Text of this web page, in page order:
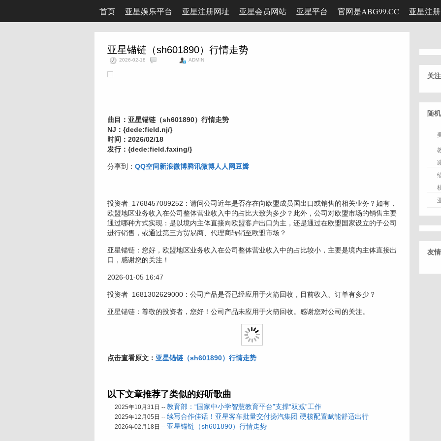
首页 亚星娱乐平台 亚星注册网址 亚星会员网站 亚星平台 官网是ABG99.CC 亚星注册
亚星锚链（sh601890）行情走势
2026-02-18 ADMIN
曲目：亚星锚链（sh601890）行情走势
NJ：{dede:field.nj/}
时间：2026/02/18
发行：{dede:field.faxing/}
分享到： QQ空间新浪微博腾讯微博人人网豆瓣
投资者_1768457089252：请问公司近年是否存在向欧盟成员国出口或销售的相关业务？如有，
欧盟地区业务收入在公司整体营业收入中的占比大致为多少？此外，公司对欧盟市场的销售主要
通过哪种方式实现：是以境内主体直接向欧盟客户出口为主，还是通过在欧盟国家设立的子公司
进行销售，或通过第三方贸易商、代理商转销至欧盟市场？
亚星锚链：您好，欧盟地区业务收入在公司整体营业收入中的占比较小，主要是境内主体直接出
口，感谢您的关注！
2026-01-05 16:47
投资者_1681302629000：公司产品是否已经应用于火箭回收，目前收入、订单有多少？
亚星锚链：尊敬的投资者，您好！公司产品未应用于火箭回收。感谢您对公司的关注。
点击查看原文： 亚星锚链（sh601890）行情走势
以下文章推荐了类似的好听歌曲
2025年10月31日 -- 教育部：“国家中小学智慧教育平台”支撑“双减”工作
2025年12月05日 -- 续写合作佳话！亚星客车批量交付扬汽集团 硬核配置赋能舒适出行
2026年02月18日 -- 亚星锚链（sh601890）行情走势
关
随
友